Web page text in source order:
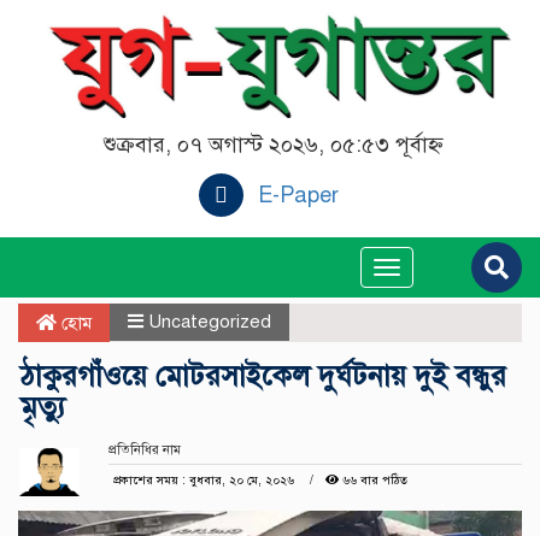
শুক্রবার, ০৭ অগাস্ট ২০২৬, ০৫:৫৩ পূর্বাহ্ন
E-Paper
Toggle
navigation
হোম Uncategorized
ঠাকুরগাঁওয়ে মোটরসাইকেল দুর্ঘটনায় দুই বন্ধুর
মৃত্যু
প্রতিনিধির নাম
প্রকাশের সময় : বুধবার, ২০ মে, ২০২৬
৬৬ বার পঠিত